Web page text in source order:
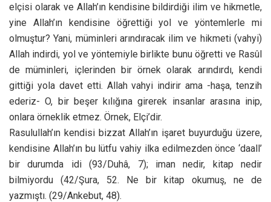
elçisi olarak ve Allah’ın kendisine bildirdiği ilim ve hikmetle,
yine Allah’ın kendisine öğrettiği yol ve yöntemlerle mi
olmuştur? Yani, müminleri arındıracak ilim ve hikmeti (vahyi)
Allah indirdi, yol ve yöntemiyle birlikte bunu öğretti ve Rasûl
de müminleri, içlerinden bir örnek olarak arındırdı, kendi
gittiği yola davet etti. Allah vahyi indirir ama -haşa, tenzih
ederiz- O, bir beşer kılığına girerek insanlar arasına inip,
onlara örneklik etmez. Örnek, Elçi’dir.
Rasulullah’ın kendisi bizzat Allah’ın işaret buyurduğu üzere,
kendisine Allah’ın bu lütfu vahiy ilka edilmezden önce ‘daall’
bir durumda idi (93/Duhâ, 7); iman nedir, kitap nedir
bilmiyordu (42/Şura, 52. Ne bir kitap okumuş, ne de
yazmıştı. (29/Ankebut, 48).